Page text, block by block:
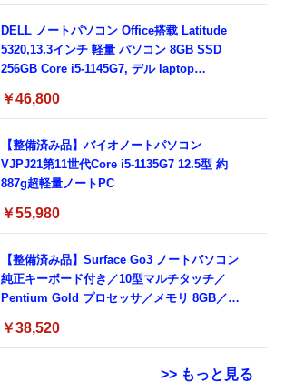
DELL ノートパソコン Office搭载 Latitude
5320,13.3インチ 軽量 パソコン 8GB SSD
256GB Core i5-1145G7, デル laptop
ド付き (整備済み品)
￥46,800
【整備済み品】バイオノートパソコン
VJPJ21第11世代Core i5-1135G7 12.5型 約
887g超軽量ノートPC
￥55,980
【整備済み品】Surface Go3 ノートパソコン
純正キーボード付き／10型マルチタッチ／
Pentium Gold プロセッサ／メモリ 8GB／
Bluetooth5.0／USB-C／1080p顔認証カメラ
￥38,520
>> もっと見る